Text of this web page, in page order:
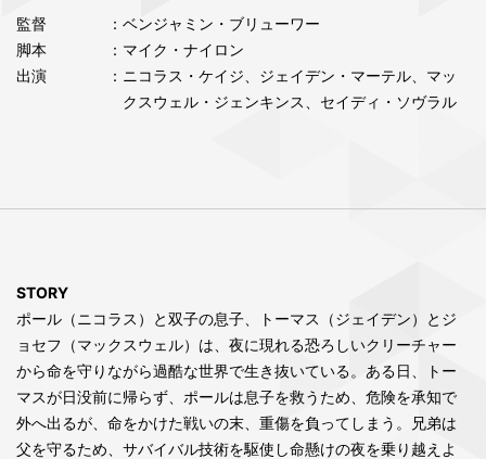
監督
：ベンジャミン・ブリューワー
脚本
：マイク・ナイロン
出演
：ニコラス・ケイジ、ジェイデン・マーテル、マッ
クスウェル・ジェンキンス、セイディ・ソヴラル
STORY
ポール（ニコラス）と双子の息子、トーマス（ジェイデン）とジ
ョセフ（マックスウェル）は、夜に現れる恐ろしいクリーチャー
から命を守りながら過酷な世界で生き抜いている。ある日、トー
マスが日没前に帰らず、ポールは息子を救うため、危険を承知で
外へ出るが、命をかけた戦いの末、重傷を負ってしまう。兄弟は
父を守るため、サバイバル技術を駆使し命懸けの夜を乗り越えよ